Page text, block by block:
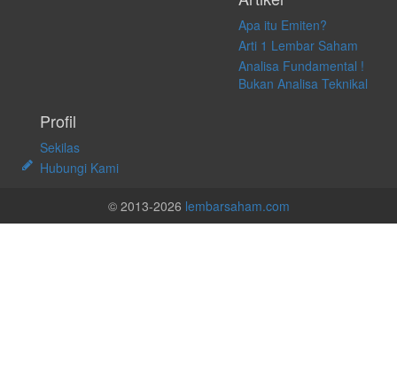
Apa itu Emiten?
Arti 1 Lembar Saham
Analisa Fundamental !
Bukan Analisa Teknikal
Profil
Sekilas
Hubungi Kami
© 2013-2026 lembarsaham.com